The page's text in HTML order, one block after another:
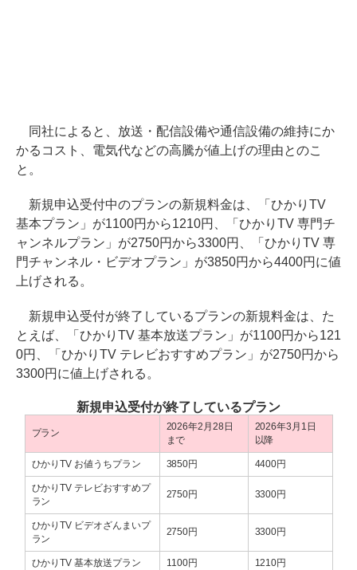
同社によると、放送・配信設備や通信設備の維持にか
かるコスト、電気代などの高騰が値上げの理由とのこ
と。
新規申込受付中のプランの新規料金は、「ひかりTV
基本プラン」が1100円から1210円、「ひかりTV 専門チ
ャンネルプラン」が2750円から3300円、「ひかりTV 専
門チャンネル・ビデオプラン」が3850円から4400円に値
上げされる。
新規申込受付が終了しているプランの新規料金は、た
とえば、「ひかりTV 基本放送プラン」が1100円から121
0円、「ひかりTV テレビおすすめプラン」が2750円から
3300円に値上げされる。
新規申込受付が終了しているプラン
プラン
2026年2月28日
まで
2026年3月1日
以降
ひかりTV お値うちプラン 3850円 4400円
ひかりTV テレビおすすめプ
ラン
2750円 3300円
ひかりTV ビデオざんまいプ
ラン
2750円 3300円
ひかりTV 基本放送プラン 1100円 1210円